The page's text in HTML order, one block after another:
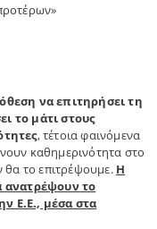
να επιτηρήσει τη
το μάτι στους
, τέτοια φαινόμενα
καθημερινότητα στο
θα το επιτρέψουμε. Η
ανατρέψουν το
Ε.Ε., μέσα στα